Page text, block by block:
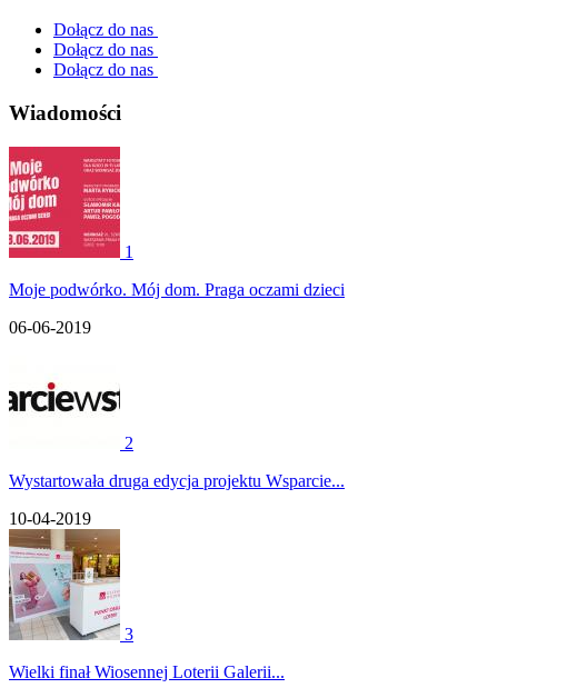
Dołącz do nas
Dołącz do nas
Dołącz do nas
Wiadomości
1
Moje podwórko. Mój dom. Praga oczami dzieci
06-06-2019
2
Wystartowała druga edycja projektu Wsparcie...
10-04-2019
3
Wielki finał Wiosennej Loterii Galerii...